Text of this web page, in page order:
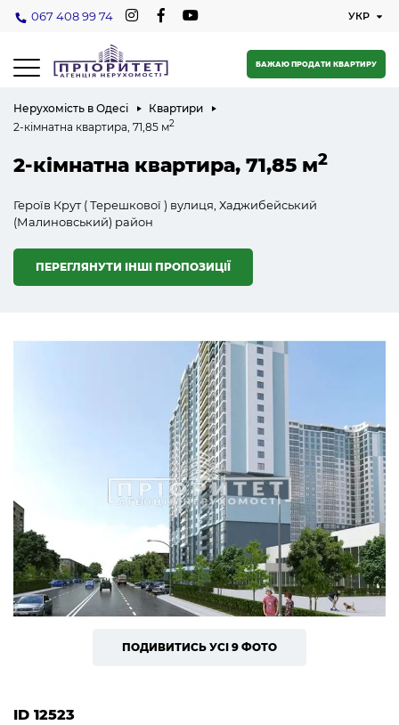
067 408 99 74
БАЖАЮ ПРОДАТИ КВАРТИРУ
Нерухомість в Одесі
Квартири
2-кімнатна квартира, 71,85 м2
2-кімнатна квартира, 71,85 м2
Героїв Крут ( Терешкової ) вулиця, Хаджибейський
(Малиновський) район
ПЕРЕГЛЯНУТИ ІНШІ ПРОПОЗИЦІЇ
ПОДИВИТИСЬ УСІ 9 ФОТО
ID 12523